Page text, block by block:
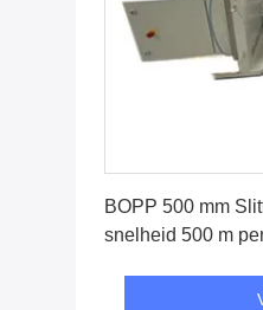
BOPP 500 mm
snelheid 500 m